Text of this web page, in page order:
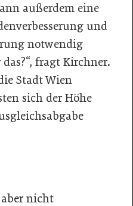
außerdem eine
und
notwendig
fragt Kirchner.
Stadt Wien
sich der Höhe
nicht